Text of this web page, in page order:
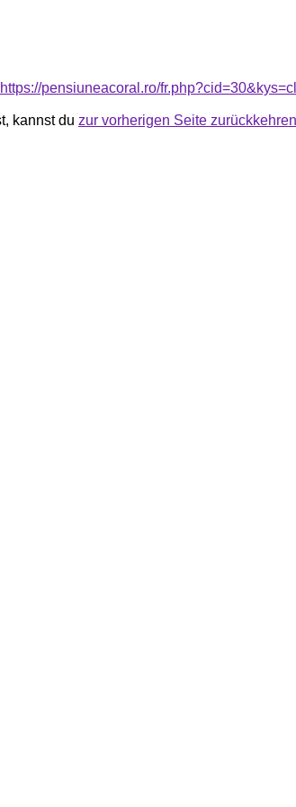
https://pensiuneacoral.ro/
kannst du zur vorherigen Seite zurückkehren